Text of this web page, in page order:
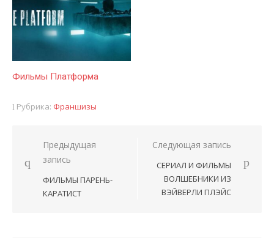
Фильмы Платформа
Рубрика: Франшизы
Навигация
записям
Предыдущая
запись
ФИЛЬМЫ ПАРЕНЬ-
КАРАТИСТ
Следующая запись
СЕРИАЛ И ФИЛЬМЫ
ВОЛШЕБНИКИ ИЗ
ВЭЙВЕРЛИ ПЛЭЙС